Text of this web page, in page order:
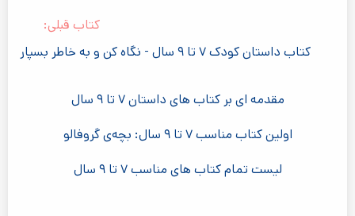
کتاب قبلی:
کتاب داستان کودک ۷ تا ۹ سال - نگاه کن و به خاطر بسپار
لیست تمام کتاب های مناسب ۷ تا ۹ سال
اولین کتاب مناسب ۷ تا ۹ سال: بچه‌ی گروفالو
مقدمه ای بر کتاب های داستان ۷ تا ۹ سال